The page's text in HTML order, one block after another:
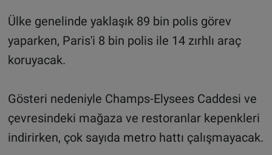
Ülke genelinde yaklaşık 89 bin polis görev
yaparken, Paris'i 8 bin polis ile 14 zırhlı araç
koruyacak.
Gösteri nedeniyle Champs-Elysees Caddesi ve
çevresindeki mağaza ve restoranlar kepenkleri
indirirken, çok sayıda metro hattı çalışmayacak.